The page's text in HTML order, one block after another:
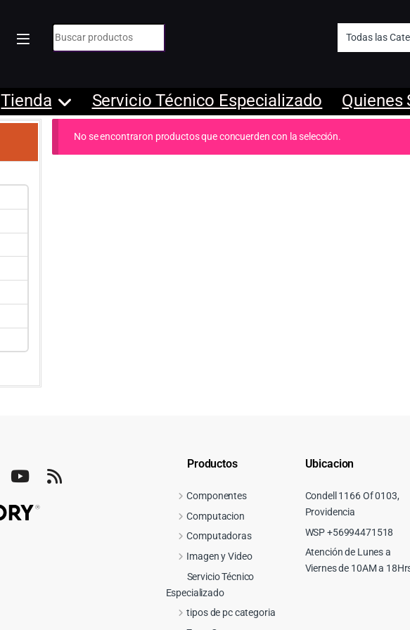
Búsqueda de:
Tienda Servicio Técnico Especializado Quienes
No se encontraron productos que concuerden con la selección.
Productos
Componentes
Computacion
Computadoras
Imagen y Video
Servicio Técnico
Especializado
tipos de pc categoria
Ubicacion
Condell 1166 Of 0103,
Providencia
WSP +56994471518
Atención de Lunes a
Viernes de 10AM a